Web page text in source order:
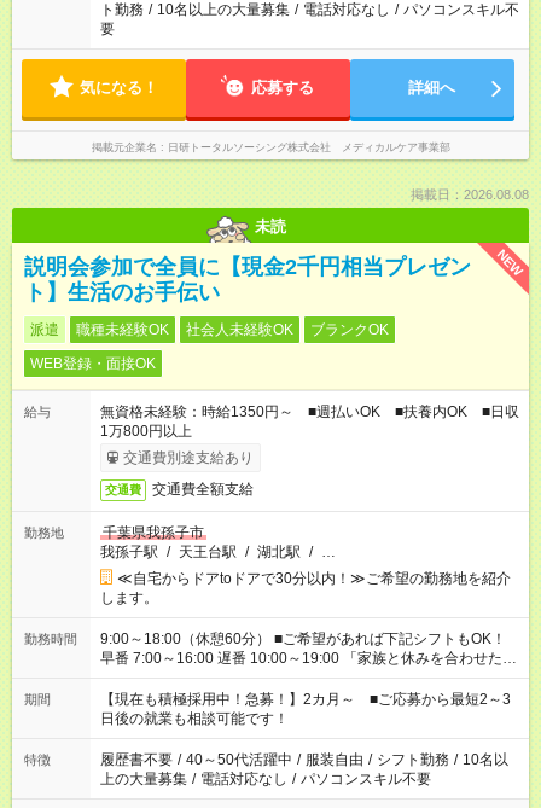
ト勤務 / 10名以上の大量募集 / 電話対応なし / パソコンスキル不
要
気になる！ 応募する 詳細へ
掲載元企業名 日研トータルソーシング株式会社 メディカルケア事業部
掲載日：2026.08.08
未読
NEW
説明会参加で全員に【現金2千円相当プレゼン
ト】生活のお手伝い
派遣 職種未経験OK 社会人未経験OK
ブランクOK
WEB登録・面接OK
給与
無資格未経験：時給1350円～ ■週払いOK ■扶養内OK ■日収
1万800円以上
交通費別途支給あり
交通費 交通費全額支給
勤務地
千葉県我孫子市
我孫子駅 / 天王台駅 / 湖北駅 / …
≪自宅からドアtoドアで30分以内！≫ご希望の勤務地を紹介
します。
勤務時間
9:00～18:00（休憩60分） ■ご希望があれば下記シフトもOK！
早番 7:00～16:00 遅番 10:00～19:00 「家族と休みを合わせた
い」 「余裕を持って夕飯の準備がしたい」 「できれば残業はし
たくない」 など、ご希望を教えてくださいね。 ※Wワーク希望
の方へ 今ご覧のお仕事で希望する勤務時間と、もう1つのお仕事
の勤務時間。 合計で週40時間を超える場合は応募できません。
期間
【現在も積極採用中！急募！】2カ月～ ■ご応募から最短2～3
日後の就業も相談可能です！
特徴 履歴書不要 / 40～50代活躍中 / 服装自由 / シフト勤務 / 10名以
上の大量募集 / 電話対応なし / パソコンスキル不要